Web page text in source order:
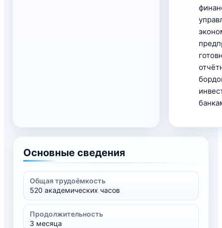
Основные сведения
Общая трудоёмкость
520 академических часов
Продолжительность
3 месяца